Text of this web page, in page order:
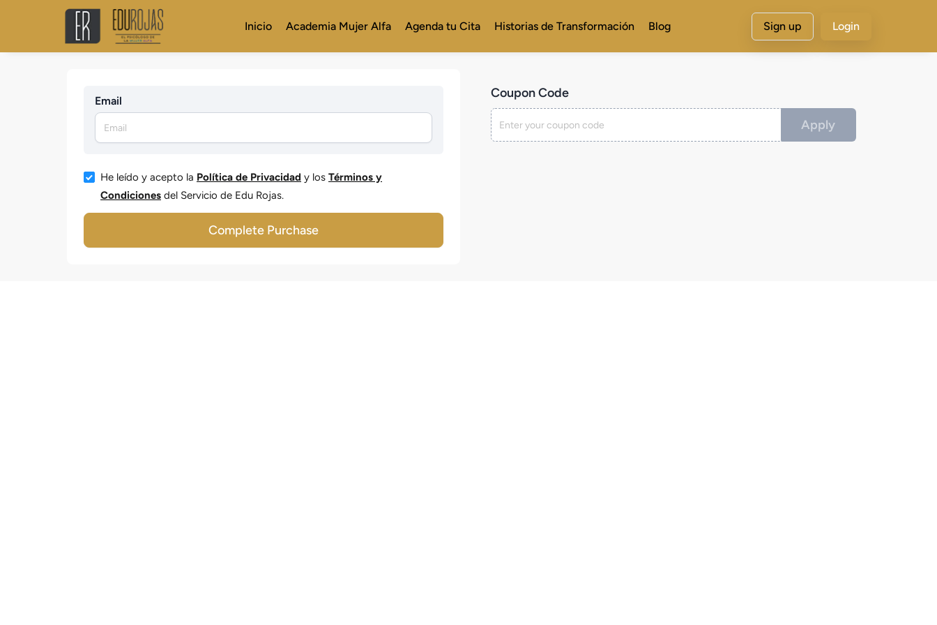
Inicio Academia Mujer Alfa Agenda tu Cita Historias de Transformación Blog Sign up Login
Email
He leído y acepto la Política de Privacidad y los Términos y
Condiciones del Servicio de Edu Rojas.
Complete Purchase
Coupon Code
Apply